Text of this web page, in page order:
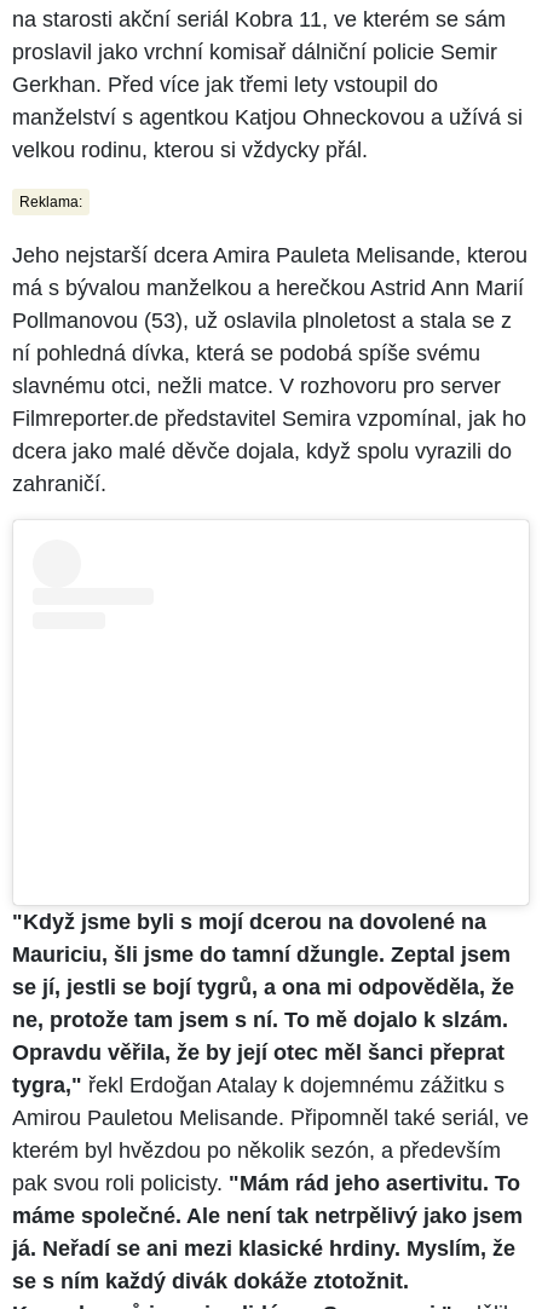
na starosti akční seriál Kobra 11, ve kterém se sám
proslavil jako vrchní komisař dálniční policie Semir
Gerkhan. Před více jak třemi lety vstoupil do
manželství s agentkou Katjou Ohneckovou a užívá si
velkou rodinu, kterou si vždycky přál.
Reklama:
Jeho nejstarší dcera Amira Pauleta Melisande, kterou
má s bývalou manželkou a herečkou Astrid Ann Marií
Pollmanovou (53), už oslavila plnoletost a stala se z
ní pohledná dívka, která se podobá spíše svému
slavnému otci, nežli matce. V rozhovoru pro server
Filmreporter.de představitel Semira vzpomínal, jak ho
dcera jako malé děvče dojala, když spolu vyrazili do
zahraničí.
"Když jsme byli s mojí dcerou na dovolené na
Mauriciu, šli jsme do tamní džungle. Zeptal jsem
se jí, jestli se bojí tygrů, a ona mi odpověděla, že
ne, protože tam jsem s ní. To mě dojalo k slzám.
Opravdu věřila, že by její otec měl šanci přeprat
tygra," řekl Erdoğan Atalay k dojemnému zážitku s
Amirou Pauletou Melisande. Připomněl také seriál, ve
kterém byl hvězdou po několik sezón, a především
pak svou roli policisty. "Mám rád jeho asertivitu. To
máme společné. Ale není tak netrpělivý jako jsem
já. Neřadí se ani mezi klasické hrdiny. Myslím, že
se s ním každý divák dokáže ztotožnit.